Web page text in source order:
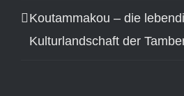
Koutammakou – die
Kulturlandschaft der